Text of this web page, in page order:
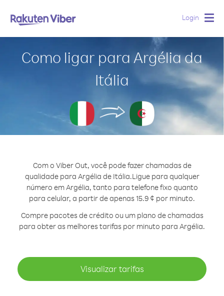
Login
Como ligar para Argélia da
Itália
Com o Viber Out, você pode fazer chamadas de
qualidade para Argélia de Itália.Ligue para qualquer
número em Argélia, tanto para telefone fixo quanto
para celular, a partir de apenas 15.9 ¢ por minuto.
Compre pacotes de crédito ou um plano de chamadas
para obter as melhores tarifas por minuto para Argélia.
Visualizar tarifas